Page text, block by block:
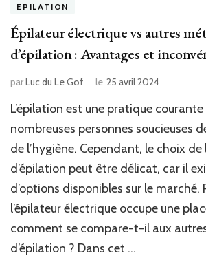
EPILATION
Épilateur électrique vs autres
d’épilation : Avantages et
parLuc du Le Gof le 25 avril 2024
L’épilation est une pratique
nombreuses personnes soucieuses
de l’hygiène. Cependant, le choix
d’épilation peut être délicat, car il
d’options disponibles sur le marché.
l’épilateur électrique occupe une
comment se compare-t-il aux
d’épilation ? Dans cet …